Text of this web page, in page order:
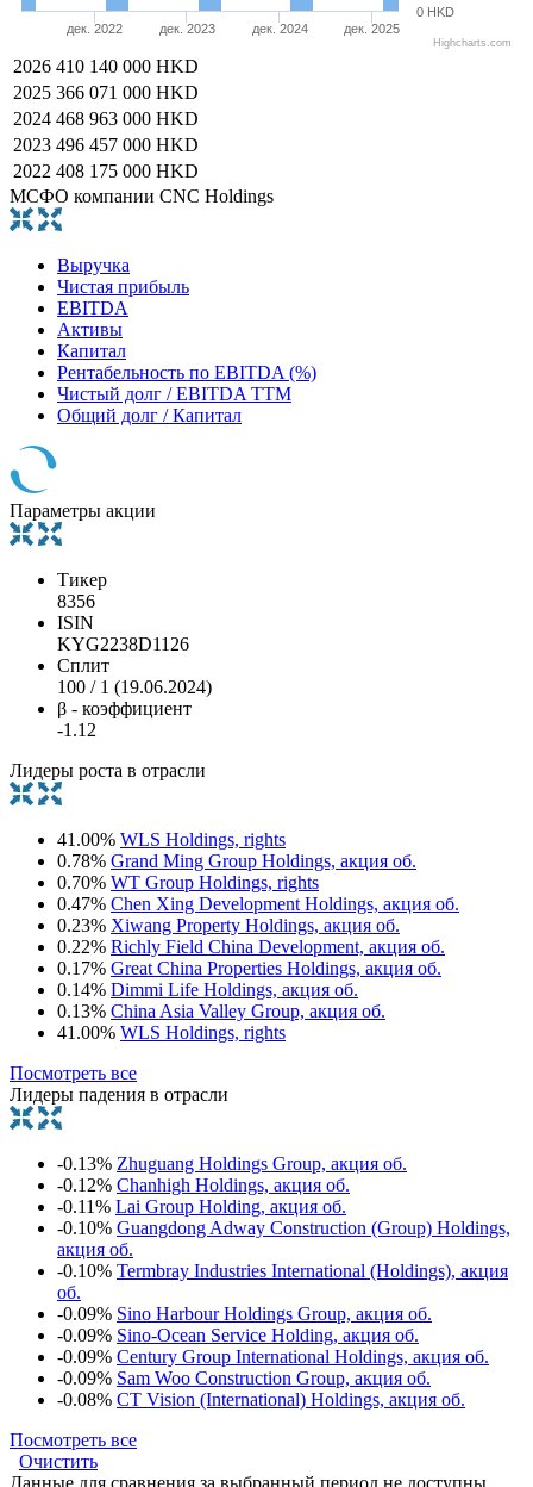
дек. 2022 дек. 2023 дек. 2024 дек. 2025
0 HKD
Highcharts.com
2026 410 140 000 HKD
2025 366 071 000 HKD
2024 468 963 000 HKD
2023 496 457 000 HKD
2022 408 175 000 HKD
МСФО компании CNC Holdings
Выручка
Чистая прибыль
EBITDA
Активы
Капитал
Рентабельность по EBITDA (%)
Чистый долг / EBITDA TTM
Общий долг / Капитал
Параметры акции
Тикер
8356
ISIN
KYG2238D1126
Сплит
100 / 1 (19.06.2024)
β - коэффициент
-1.12
Лидеры роста в отрасли
41.00% WLS Holdings, rights
0.78% Grand Ming Group Holdings, акция об.
0.70% WT Group Holdings, rights
0.47% Chen Xing Development Holdings, акция об.
0.23% Xiwang Property Holdings, акция об.
0.22% Richly Field China Development, акция об.
0.17% Great China Properties Holdings, акция об.
0.14% Dimmi Life Holdings, акция об.
0.13% China Asia Valley Group, акция об.
41.00% WLS Holdings, rights
Посмотреть все
Лидеры падения в отрасли
-0.13% Zhuguang Holdings Group, акция об.
-0.12% Chanhigh Holdings, акция об.
-0.11% Lai Group Holding, акция об.
-0.10% Guangdong Adway Construction (Group) Holdings,
акция об.
-0.10% Termbray Industries International (Holdings), акция
об.
-0.09% Sino Harbour Holdings Group, акция об.
-0.09% Sino-Ocean Service Holding, акция об.
-0.09% Century Group International Holdings, акция об.
-0.09% Sam Woo Construction Group, акция об.
-0.08% CT Vision (International) Holdings, акция об.
Посмотреть все
Очистить
Данные для сравнения за выбранный период не доступны.